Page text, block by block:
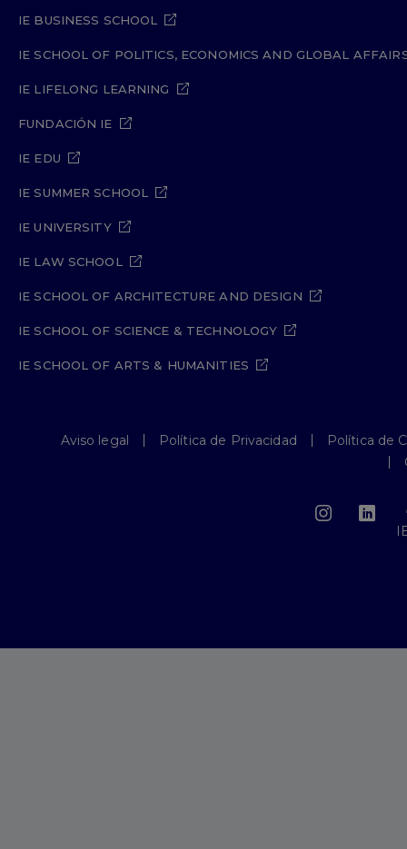
IE BUSINESS SCHOOL
IE SCHOOL OF POLITICS, ECONOMICS AND GLOBAL
IE LIFELONG LEARNING
FUNDACIÓN IE
IE EDU
IE SUMMER SCHOOL
IE UNIVERSITY
IE LAW SCHOOL
IE SCHOOL OF ARCHITECTURE AND DESIGN
IE SCHOOL OF SCIENCE & TECHNOLOGY
IE SCHOOL OF ARTS & HUMANITIES
Aviso legal Política de Privacidad
Política de